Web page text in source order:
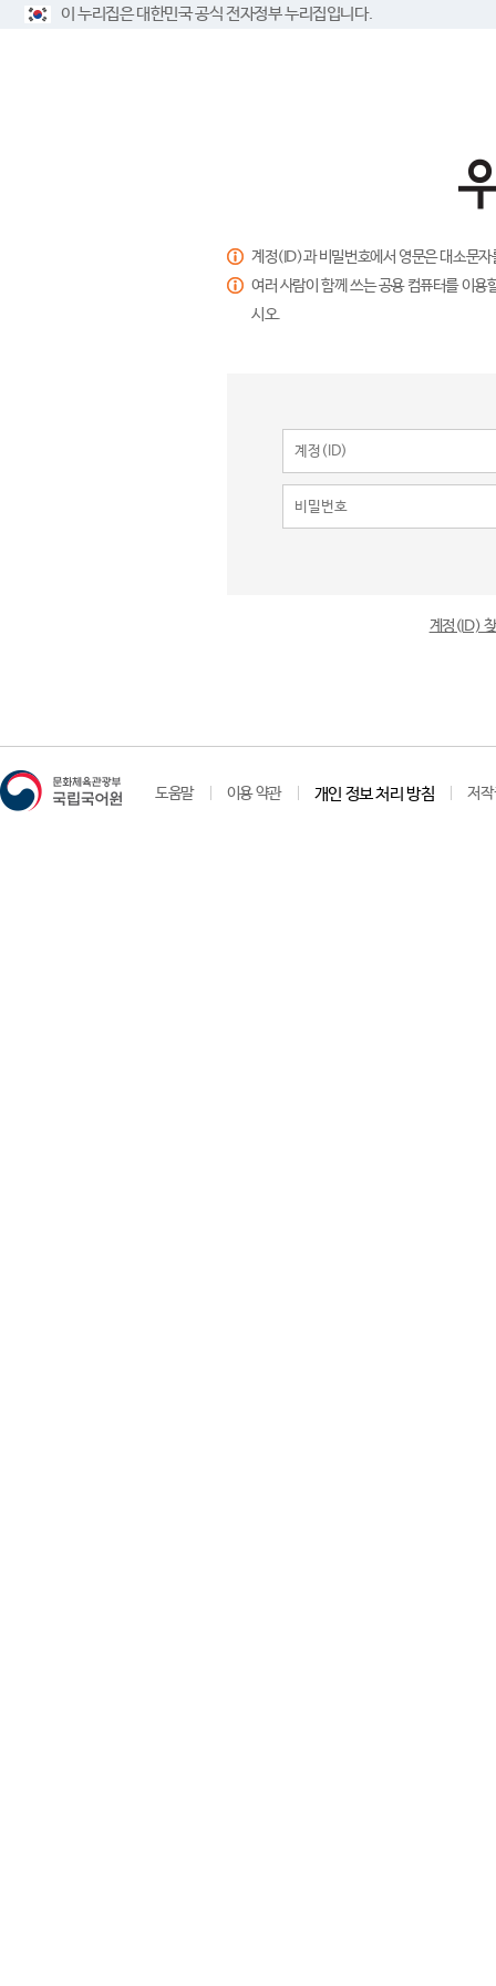
이 누리집은 대한민국 공식 전자정부 누리집입니다.
계정(ID)과 비밀번호에서 영문은 대소문
여러 사람이 함께 쓰는 공용 컴퓨터를 이
시오.
계정(ID)
도움말 이용 약관 개인 정보 처리 방침 저